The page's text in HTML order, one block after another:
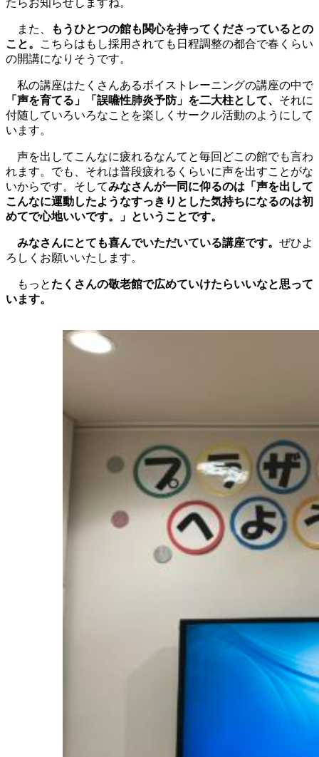
また、
もうひとつの館も関心を持ってくださっているとの
こと。
こちらはもし採用されても日程調整の都合で春くらい
の開講になりそうです。
私の講座はたくさんあるボイストレーニングの講座の中で
「声を育てる」「誤嚥性肺炎予防」を二大柱として、 それに
付随していろいろなことを楽しくサークル活動のようにして
います。
声を出してこんなに疲れるなんてと毎回どこの館でも言わ
れます。でも、それは普段疲れるくらいに声を出すことがな
いからです。そしてみなさんが一同に仰るのは「声を出して
こんなに運動したようなすっきりとした気持ちになるのは初
めてで心地いいです。」ということです。
みなさんにとても喜んでいただいている講座です。 ぜひよ
ろしくお願いいたします。
もっと たくさんの敬老館で広めていけたらいいなと思って
います。